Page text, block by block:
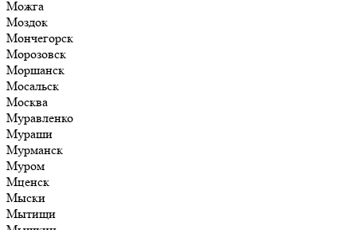
Можга
Моздок
Мончегорск
Морозовск
Моршанск
Мосальск
Москва
Муравленко
Мураши
Мурманск
Муром
Мценск
Мыски
Мытищи